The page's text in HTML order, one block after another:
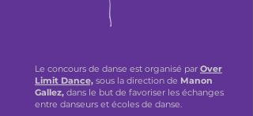
Le concours de danse est organisé par Over
Limit Dance, sous la direction de Manon
Gallez, dans le but de favoriser les échanges
entre danseurs et écoles de danse.